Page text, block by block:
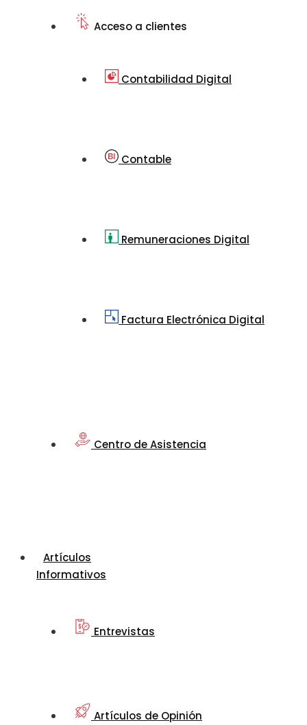
Acceso a clientes
Contabilidad Digital
Contable
Remuneraciones Digital
Factura Electrónica Digital
Centro de Asistencia
Artículos
Informativos
Entrevistas
Artículos de Opinión